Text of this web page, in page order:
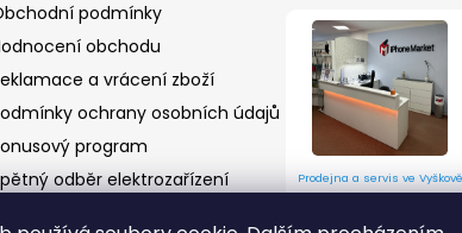
podmínky
obchodu
a vrácení zboží
ochrany osobních údajů
program
odběr elektrozařízení
Prodejna a servis ve Vyškově
Husova 9/10, Vyškov 682 01